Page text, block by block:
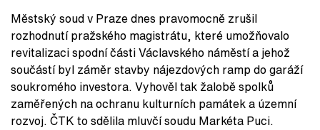
Městský soud v Praze dnes pravomocně zrušil
rozhodnutí pražského magistrátu, které umožňovalo
revitalizaci spodní části Václavského náměstí a jehož
součástí byl záměr stavby nájezdových ramp do garáží
soukromého investora. Vyhověl tak žalobě spolků
zaměřených na ochranu kulturních památek a územní
rozvoj. ČTK to sdělila mluvčí soudu Markéta Puci.